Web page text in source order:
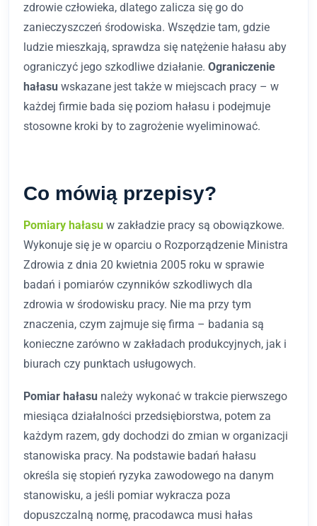
zdrowie człowieka, dlatego zalicza się go do
zanieczyszczeń środowiska. Wszędzie tam, gdzie
ludzie mieszkają, sprawdza się natężenie hałasu aby
ograniczyć jego szkodliwe działanie. Ograniczenie
hałasu wskazane jest także w miejscach pracy – w
każdej firmie bada się poziom hałasu i podejmuje
stosowne kroki by to zagrożenie wyeliminować.
Co mówią przepisy?
Pomiary hałasu w zakładzie pracy są obowiązkowe.
Wykonuje się je w oparciu o Rozporządzenie Ministra
Zdrowia z dnia 20 kwietnia 2005 roku w sprawie
badań i pomiarów czynników szkodliwych dla
zdrowia w środowisku pracy. Nie ma przy tym
znaczenia, czym zajmuje się firma – badania są
konieczne zarówno w zakładach produkcyjnych, jak i
biurach czy punktach usługowych.
Pomiar hałasu należy wykonać w trakcie pierwszego
miesiąca działalności przedsiębiorstwa, potem za
każdym razem, gdy dochodzi do zmian w organizacji
stanowiska pracy. Na podstawie badań hałasu
określa się stopień ryzyka zawodowego na danym
stanowisku, a jeśli pomiar wykracza poza
dopuszczalną normę, pracodawca musi hałas